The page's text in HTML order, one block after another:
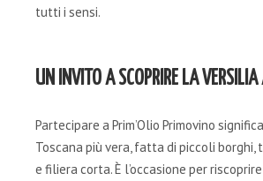
tutti i sensi.
UN INVITO A SCOPRIRE LA
Partecipare a Prim’Olio Primovino
Toscana più vera, fatta di piccoli borghi,
e filiera corta. È l’occasione per